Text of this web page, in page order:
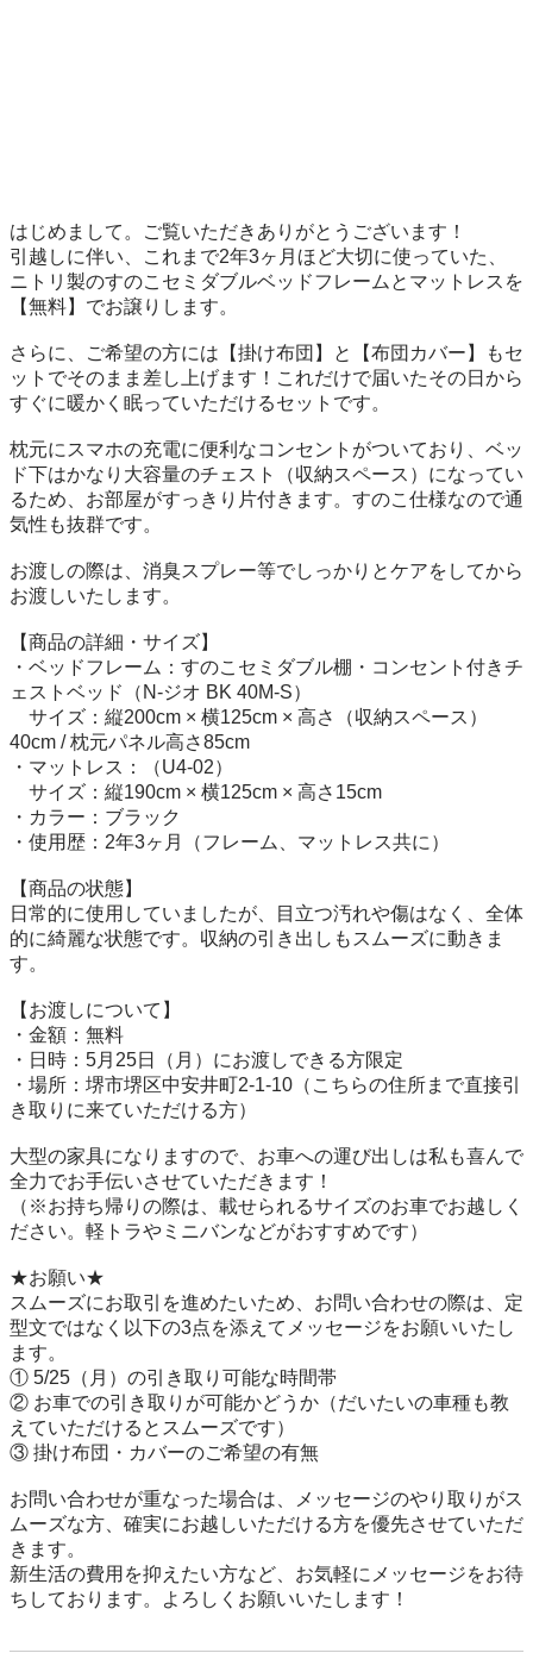
はじめまして。ご覧いただきありがとうございます！
引越しに伴い、これまで2年3ヶ月ほど大切に使っていた、
ニトリ製のすのこセミダブルベッドフレームとマットレスを
【無料】でお譲りします。
さらに、ご希望の方には【掛け布団】と【布団カバー】もセ
ットでそのまま差し上げます！これだけで届いたその日から
すぐに暖かく眠っていただけるセットです。
枕元にスマホの充電に便利なコンセントがついており、ベッ
ド下はかなり大容量のチェスト（収納スペース）になってい
るため、お部屋がすっきり片付きます。すのこ仕様なので通
気性も抜群です。
お渡しの際は、消臭スプレー等でしっかりとケアをしてから
お渡しいたします。
【商品の詳細・サイズ】
・ベッドフレーム：すのこセミダブル棚・コンセント付きチ
ェストベッド（N-ジオ BK 40M-S）
サイズ：縦200cm × 横125cm × 高さ（収納スペース）
40cm / 枕元パネル高さ85cm
・マットレス：（U4-02）
サイズ：縦190cm × 横125cm × 高さ15cm
・カラー：ブラック
・使用歴：2年3ヶ月（フレーム、マットレス共に）
【商品の状態】
日常的に使用していましたが、目立つ汚れや傷はなく、全体
的に綺麗な状態です。収納の引き出しもスムーズに動きま
す。
【お渡しについて】
・金額：無料
・日時：5月25日（月）にお渡しできる方限定
・場所：堺市堺区中安井町2-1-10（こちらの住所まで直接引
き取りに来ていただける方）
大型の家具になりますので、お車への運び出しは私も喜んで
全力でお手伝いさせていただきます！
（※お持ち帰りの際は、載せられるサイズのお車でお越しく
ださい。軽トラやミニバンなどがおすすめです）
★お願い★
スムーズにお取引を進めたいため、お問い合わせの際は、定
型文ではなく以下の3点を添えてメッセージをお願いいたし
ます。
① 5/25（月）の引き取り可能な時間帯
② お車での引き取りが可能かどうか（だいたいの車種も教
えていただけるとスムーズです）
③ 掛け布団・カバーのご希望の有無
お問い合わせが重なった場合は、メッセージのやり取りがス
ムーズな方、確実にお越しいただける方を優先させていただ
きます。
新生活の費用を抑えたい方など、お気軽にメッセージをお待
ちしております。よろしくお願いいたします！